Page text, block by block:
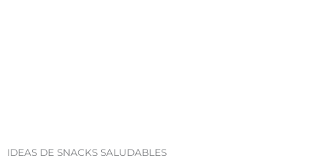
IDEAS DE SNACKS SALUDABLES